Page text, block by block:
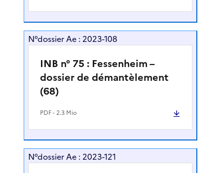
N°dossier Ae : 2023-108
INB n° 75 : Fessenheim –
dossier de démantèlement
(68)
PDF- 2.3 Mio
N°dossier Ae : 2023-121